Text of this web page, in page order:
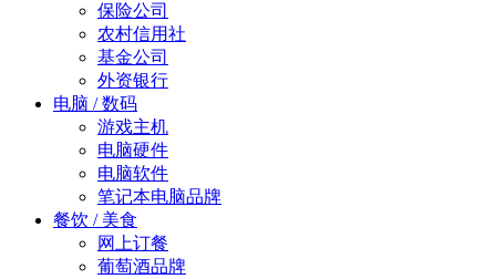
保险公司
农村信用社
基金公司
外资银行
电脑 / 数码
游戏主机
电脑硬件
电脑软件
笔记本电脑品牌
餐饮 / 美食
网上订餐
葡萄酒品牌